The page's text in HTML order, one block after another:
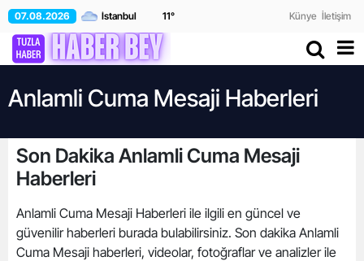
07.08.2026 11° Künye İletişim
Anlamli Cuma Mesaji Haberleri
Son Dakika Anlamli Cuma Mesaji
Haberleri
Anlamli Cuma Mesaji Haberleri ile ilgili en güncel ve
güvenilir haberleri burada bulabilirsiniz. Son dakika Anlamli
Cuma Mesaji haberleri, videolar, fotoğraflar ve analizler ile